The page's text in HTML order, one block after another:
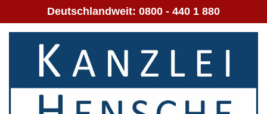
Deutschlandweit: 0800 - 440 1 880